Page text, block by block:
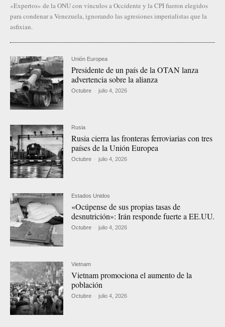
«Expertos» de la ONU con vínculos a Occidente y la CPI fueron elegidos
para condenar a Venezuela, ignorando las agresiones imperialistas que la
asfixian.
Unión Europea
Presidente de un país de la OTAN lanza
advertencia sobre la alianza
Octubre - julio 4, 2026
Rusia
Rusia cierra las fronteras ferroviarias con tres
países de la Unión Europea
Octubre - julio 4, 2026
Estados Unidos
«Ocúpense de sus propias tasas de
desnutrición»: Irán responde fuerte a EE.UU.
Octubre - julio 4, 2026
Vietnam
Vietnam promociona el aumento de la
población
Octubre - julio 4, 2026